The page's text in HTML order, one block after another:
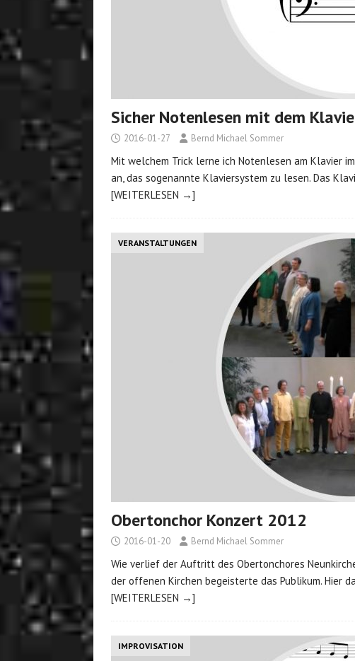
Sicher Notenlesen mit dem
2016-01-27 Bernd Michael Sommer
Mit welchem Trick lerne ich Notenlesen am Klavier
an, das sogenannte Klaviersystem zu lesen. Das
[WEITERLESEN →]
VERANSTALTUNGEN
Obertonchor Konzert 2012
2016-01-20 Bernd Michael Sommer
Wie verlief der Auftritt des Obertonchores
der offenen Kirchen begeisterte das Publikum. Hier
[WEITERLESEN →]
IMPROVISATION